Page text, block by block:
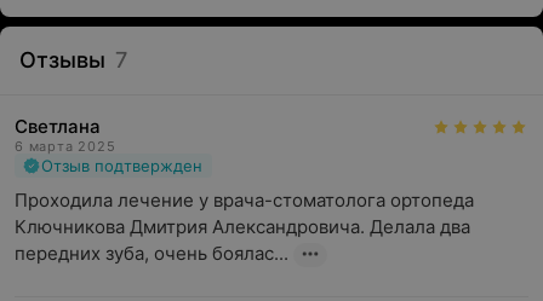
Отзывы 7
Светлана
6 марта 2025
Отзыв подтвержден
Проходила лечение у врача-стоматолога ортопеда
Ключникова Дмитрия Александровича. Делала два
передних зуба, очень боялас...